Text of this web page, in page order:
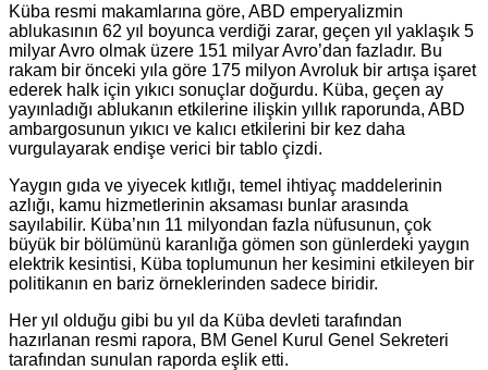
Küba resmi makamlarına göre, ABD emperyalizmin
ablukasının 62 yıl boyunca verdiği zarar, geçen yıl yaklaşık 5
milyar Avro olmak üzere 151 milyar Avro’dan fazladır. Bu
rakam bir önceki yıla göre 175 milyon Avroluk bir artışa işaret
ederek halk için yıkıcı sonuçlar doğurdu. Küba, geçen ay
yayınladığı ablukanın etkilerine ilişkin yıllık raporunda, ABD
ambargosunun yıkıcı ve kalıcı etkilerini bir kez daha
vurgulayarak endişe verici bir tablo çizdi.
Yaygın gıda ve yiyecek kıtlığı, temel ihtiyaç maddelerinin
azlığı, kamu hizmetlerinin aksaması bunlar arasında
sayılabilir. Küba’nın 11 milyondan fazla nüfusunun, çok
büyük bir bölümünü karanlığa gömen son günlerdeki yaygın
elektrik kesintisi, Küba toplumunun her kesimini etkileyen bir
politikanın en bariz örneklerinden sadece biridir.
Her yıl olduğu gibi bu yıl da Küba devleti tarafından
hazırlanan resmi rapora, BM Genel Kurul Genel Sekreteri
tarafından sunulan raporda eşlik etti.